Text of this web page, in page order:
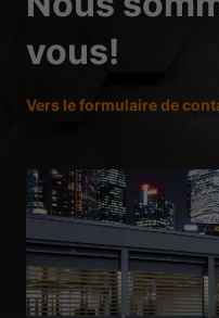
vous!
Vers le formulaire de